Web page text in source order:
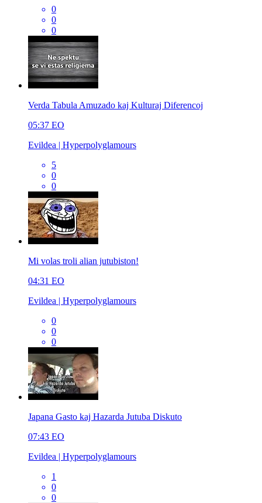
0
0
0
Verda Tabula Amuzado kaj Kulturaj Diferencoj
05:37 EO
Evildea | Hyperpolyglamours
5
0
0
Mi volas troli alian jutubiston!
04:31 EO
Evildea | Hyperpolyglamours
0
0
0
Japana Gasto kaj Hazarda Jutuba Diskuto
07:43 EO
Evildea | Hyperpolyglamours
1
0
0